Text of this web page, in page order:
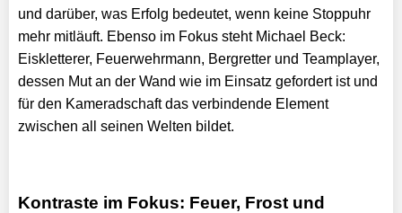
und darüber, was Erfolg bedeutet, wenn keine Stoppuhr
mehr mitläuft. Ebenso im Fokus steht Michael Beck:
Eiskletterer, Feuerwehrmann, Bergretter und Teamplayer,
dessen Mut an der Wand wie im Einsatz gefordert ist und
für den Kameradschaft das verbindende Element
zwischen all seinen Welten bildet.
Kontraste im Fokus: Feuer, Frost und